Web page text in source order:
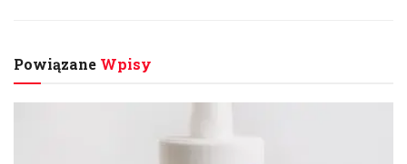
Powiązane Wpisy